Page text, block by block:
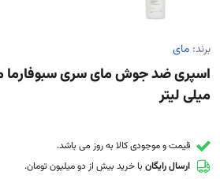
برند: مای
میلی لیتر
قیمت و موجودی کالا به روز می باشد.
ارسال رایگان با خرید بیش از دو میلیون تومان.